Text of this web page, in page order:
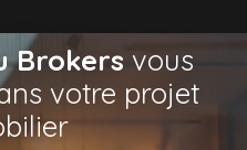
Brokers vous
votre projet